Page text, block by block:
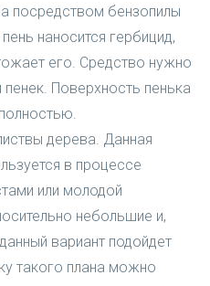
посредством бензопилы
наносится гербицид,
его. Средство нужно
Поверхность пенька
дерева. Данная
в процессе
или молодой
небольшие и,
вариант подойдет
такого плана можно